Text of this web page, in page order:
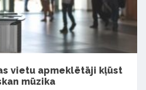
vietu apmeklētāji kļūst
mūzika